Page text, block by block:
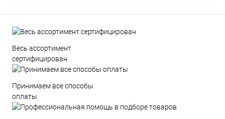
Весь ассортимент
сертифицирован
Принимаем все способы
оплаты